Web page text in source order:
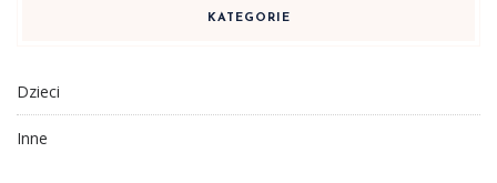
KATEGORIE
Dzieci
Inne